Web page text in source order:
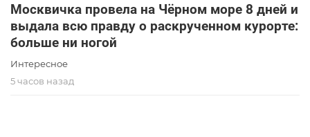
Москвичка провела на Чёрном море 8 дней и
выдала всю правду о раскрученном курорте:
больше ни ногой
Интересное
5 часов назад